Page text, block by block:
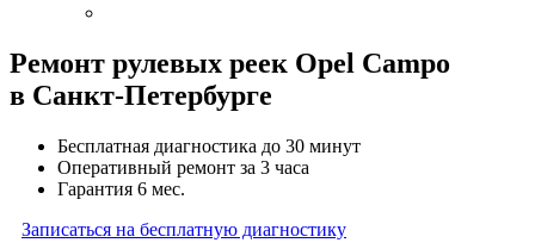
Ремонт рулевых реек Opel Campo
в Санкт-Петербурге
Бесплатная диагностика до 30 минут
Оперативный ремонт за 3 часа
Гарантия 6 мес.
Записаться на бесплатную диагностику